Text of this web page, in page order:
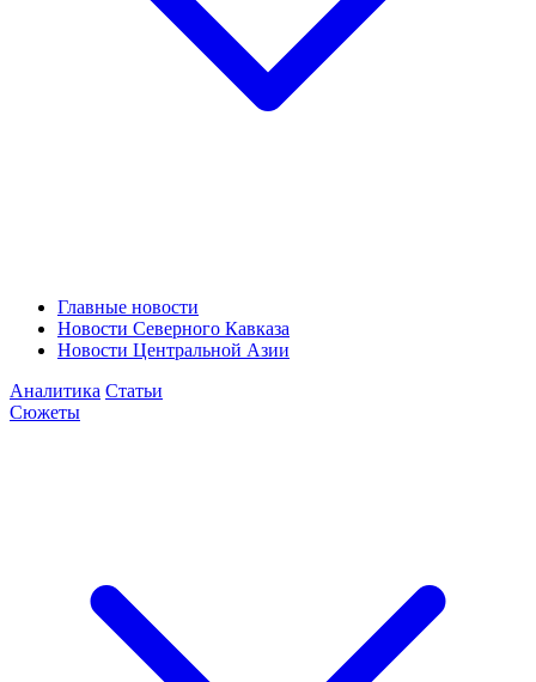
Главные новости
Новости Северного Кавказа
Новости Центральной Азии
Аналитика Статьи
Сюжеты